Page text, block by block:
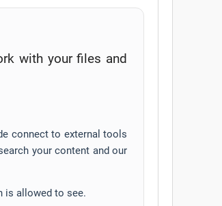
with your files and
connect to external tools
your content and our
is allowed to see.